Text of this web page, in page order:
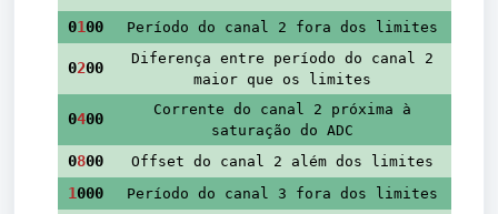
0100 Período do canal 2 fora dos limites
0200
Diferença entre período do canal 2
maior que os limites
0400
Corrente do canal 2 próxima à
saturação do ADC
0800 Offset do canal 2 além dos limites
1000 Período do canal 3 fora dos limites